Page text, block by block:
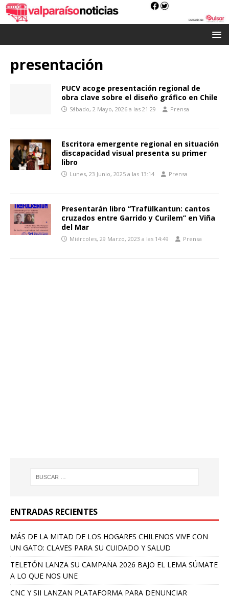
presentación
PUCV acoge presentación regional de
obra clave sobre el diseño gráfico en Chile
Sábado, 2 Mayo, 2026 a las 21:29 Prensa
Escritora emergente regional en situación
discapacidad visual presenta su primer
libro
Lunes, 23 Junio, 2025 a las 13:14 Prensa
Presentarán libro “Trafülkantun: cantos
cruzados entre Garrido y Curilem” en Viña
del Mar
Miércoles, 29 Marzo, 2023 a las 14:49 Prensa
ENTRADAS RECIENTES
MÁS DE LA MITAD DE LOS HOGARES CHILENOS VIVE CON
UN GATO: CLAVES PARA SU CUIDADO Y SALUD
TELETÓN LANZA SU CAMPAÑA 2026 BAJO EL LEMA SÚMATE
A LO QUE NOS UNE
CNC Y SII LANZAN PLATAFORMA PARA DENUNCIAR